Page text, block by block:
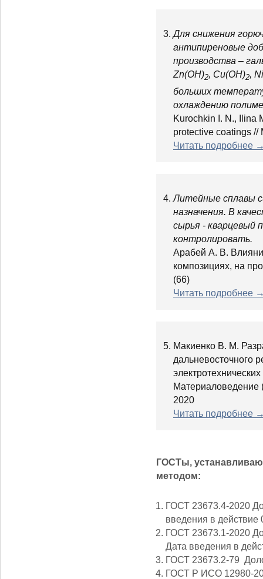
3.Для снижения
антипиреновые
производства –
Zn(ОН)2, Cu(ОН)2,
больших
охлаждению
Kurochkin I. N., Ilina
protective coatings
Читать подробнее
4.Литейные сплавы
назначения. В
сырья - кварцевый
контролировать.
Арабей А. В.
композициях, на
(66)
Читать подробнее
5. Макиенко В. М.
дальневосточного
Материаловедение
2020
Читать подробнее
ГОСТы,
методом:
ГОСТ 23673.4-2020
введения в действие
ГОСТ 23673.1-2020
Дата введения в
ГОСТ 23673.2-79
ГОСТ Р ИСО 12980-